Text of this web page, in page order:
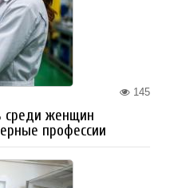
145
среди женщин
профессии